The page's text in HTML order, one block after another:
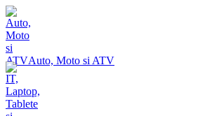
Auto, Moto si ATV